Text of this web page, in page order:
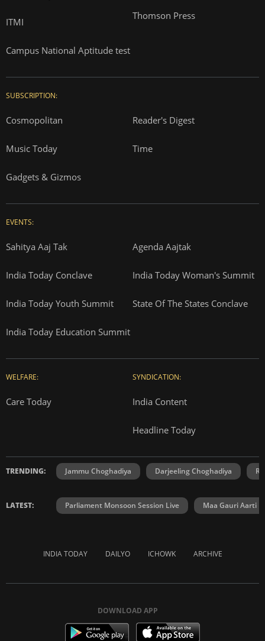
ITMI
Campus National Aptitude test
Thomson Press
SUBSCRIPTION:
Cosmopolitan Reader's Digest
Music Today Time
Gadgets & Gizmos
EVENTS:
Sahitya Aaj Tak Agenda Aajtak
India Today Conclave India Today Woman's Summit
India Today Youth Summit State Of The States Conclave
India Today Education Summit
WELFARE:
Care Today
SYNDICATION:
India Content
Headline Today
TRENDING: Jammu Choghadiya Darjeeling Choghadiya
LATEST: Parliament Monsoon Session Live Maa Gauri Aarti
INDIA TODAY DAILYO ICHOWK ARCHIVE
DOWNLOAD APP